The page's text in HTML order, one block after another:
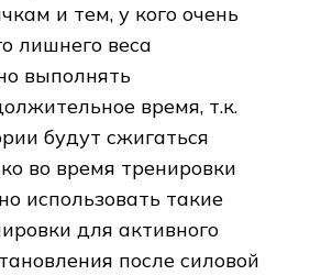
и тем, у кого очень
лишнего веса
выполнять
время, т.к.
будут сжигаться
во время тренировки
использовать такие
для активного
после силовой